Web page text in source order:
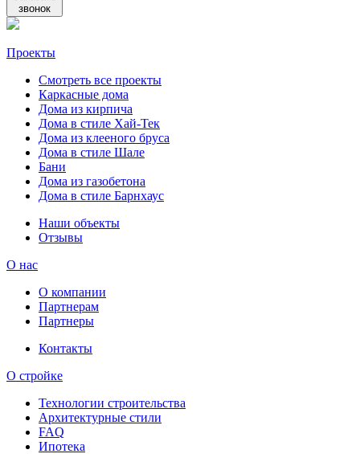
звонок
Проекты
Смотреть все проекты
Каркасные дома
Дома из кирпича
Дома в стиле Хай-Тек
Дома из клееного бруса
Дома в стиле Шале
Бани
Дома из газобетона
Дома в стиле Барнхаус
Наши объекты
Отзывы
О нас
О компании
Партнерам
Партнеры
Контакты
О стройке
Технологии строительства
Архитектурные стили
FAQ
Ипотека